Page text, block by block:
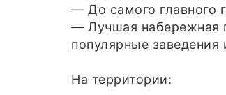
— До самого главного
— Лучшая набережная
популярные
На территории: